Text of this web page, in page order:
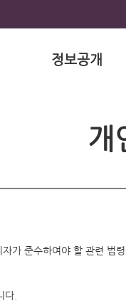
정보공개
개
자가 준수하여야 할 관련
다.